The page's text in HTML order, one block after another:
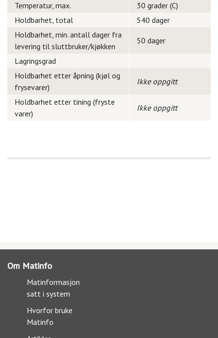
Temperatur, max.
30 grader (C)
Holdbarhet, total
540 dager
Holdbarhet, min. antall dager fra
levering til sluttbruker/kjøkken
50 dager
Lagringsgrad
Holdbarhet etter åpning (kjøl og
frysevarer)
Ikke oppgitt
Holdbarhet etter tining (fryste
varer)
Ikke oppgitt
Om Matinfo
Matinformasjon
satt i system
Hvorfor bruke
Matinfo